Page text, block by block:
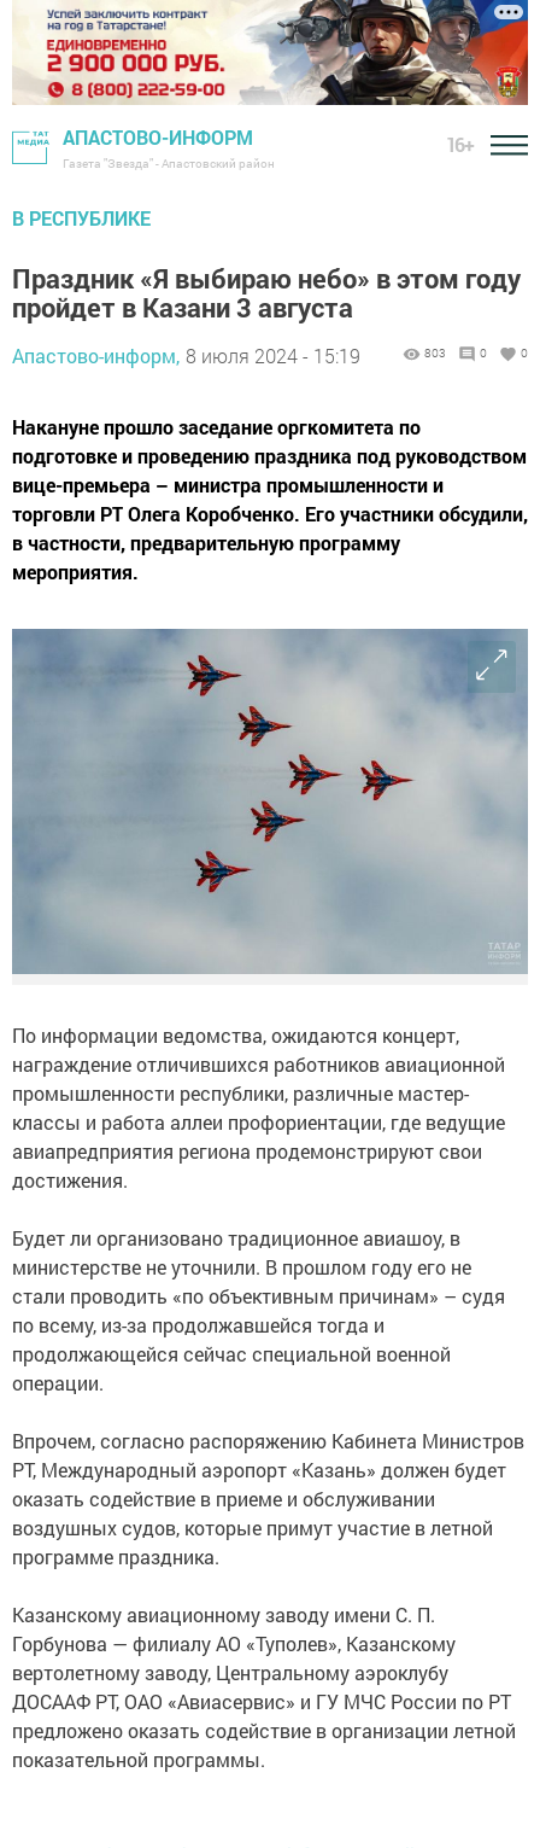
АПАСТОВО-ИНФОРМ
Газета "Звезда" - Апастовский район
16+
В РЕСПУБЛИКЕ
Праздник «Я выбираю небо» в этом году
пройдет в Казани 3 августа
Апастово-информ, 8 июля 2024 - 15:19 803 0 0
Накануне прошло заседание оргкомитета по
подготовке и проведению праздника под руководством
вице-премьера – министра промышленности и
торговли РТ Олега Коробченко. Его участники обсудили,
в частности, предварительную программу
мероприятия.
По информации ведомства, ожидаются концерт,
награждение отличившихся работников авиационной
промышленности республики, различные мастер-
классы и работа аллеи профориентации, где ведущие
авиапредприятия региона продемонстрируют свои
достижения.
Будет ли организовано традиционное авиашоу, в
министерстве не уточнили. В прошлом году его не
стали проводить «по объективным причинам» – судя
по всему, из-за продолжавшейся тогда и
продолжающейся сейчас специальной военной
операции.
Впрочем, согласно распоряжению Кабинета Министров
РТ, Международный аэропорт «Казань» должен будет
оказать содействие в приеме и обслуживании
воздушных судов, которые примут участие в летной
программе праздника.
Казанскому авиационному заводу имени С. П.
Горбунова — филиалу АО «Туполев», Казанскому
вертолетному заводу, Центральному аэроклубу
ДОСААФ РТ, ОАО «Авиасервис» и ГУ МЧС России по РТ
предложено оказать содействие в организации летной
показательной программы.